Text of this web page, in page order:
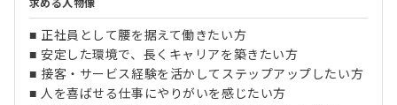
求める人物像
■ 正社員として腰を据えて働きたい方
■ 安定した環境で、長くキャリアを築きたい方
■ 接客・サービス経験を活かしてステップアップしたい方
■ 人を喜ばせる仕事にやりがいを感じたい方